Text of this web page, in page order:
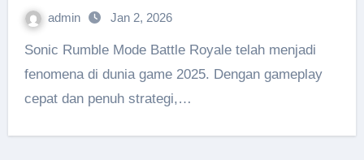
admin Jan 2, 2026
Sonic Rumble Mode Battle Royale telah menjadi
fenomena di dunia game 2025. Dengan gameplay
cepat dan penuh strategi,…